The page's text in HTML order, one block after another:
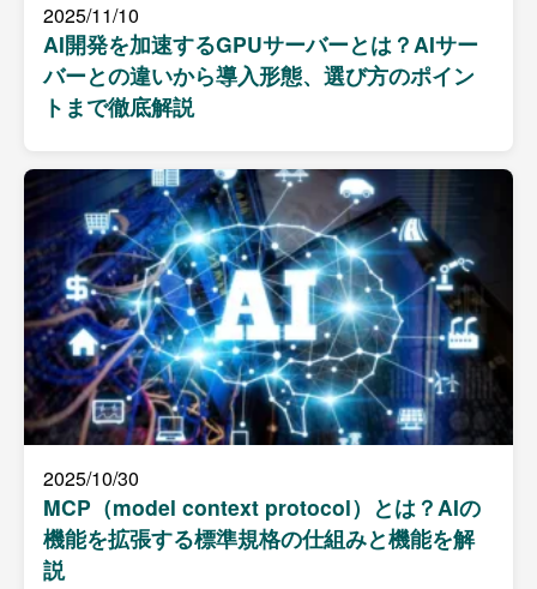
2025/11/10
AI開発を加速するGPUサーバーとは？AIサー
バーとの違いから導入形態、選び方のポイン
トまで徹底解説
2025/10/30
MCP（model context protocol）とは？AIの
機能を拡張する標準規格の仕組みと機能を解
説